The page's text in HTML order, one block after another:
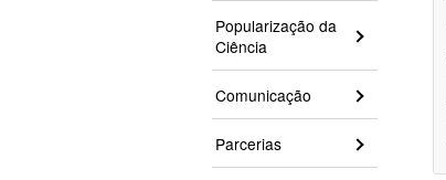
Popularização da
Ciência
Comunicação
Parcerias